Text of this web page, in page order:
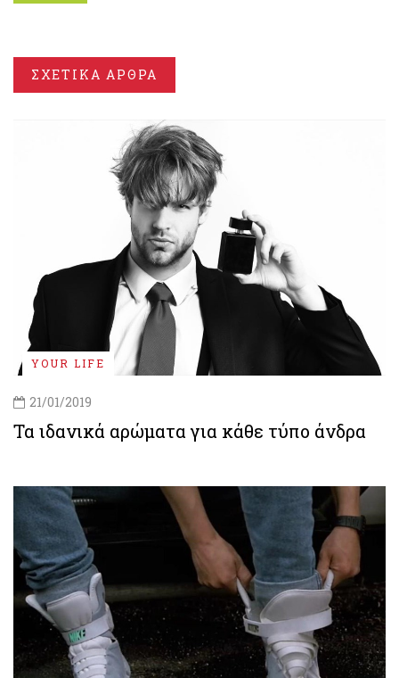
ΣΧΕΤΙΚΑ ΑΡΘΡΑ
YOUR LIFE
21/01/2019
Τα ιδανικά αρώματα για κάθε τύπο άνδρα